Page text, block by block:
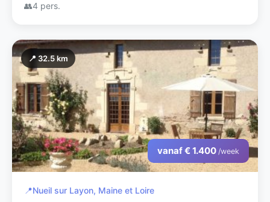
👥4 pers.
📍 32.5 km
vanaf € 1.400 /week
📍Nueil sur Layon, Maine et Loire